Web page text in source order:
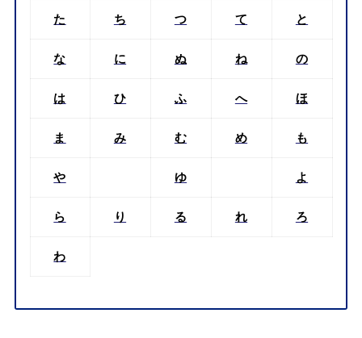
た ち つ て と
な に ぬ ね の
は ひ ふ へ ほ
ま み む め も
や ゆ よ
ら り る れ ろ
わ